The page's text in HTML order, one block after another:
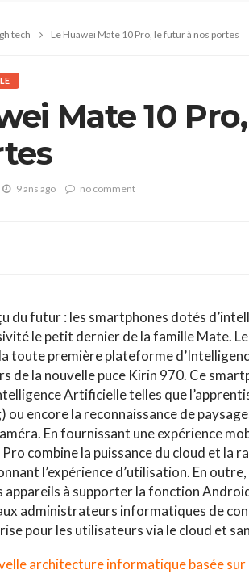
tech Le Huawei Mate 10 Pro, le futur à nos portes
Mate 10
9 ans ago no comment
du futur : les smartphones dotés
le petit dernier de la famille Mate.
toute première plateforme
de la nouvelle puce Kirin 970. Ce
Artificielle telles que
ou encore la reconnaissance de
En fournissant une expérience
combine la puissance du cloud et la
l’expérience d’utilisation. En
appareils à supporter la fonction
administrateurs informatiques de
pour les utilisateurs via le cloud et
architecture informatique basée